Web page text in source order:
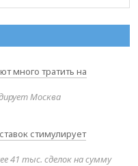
много тратить на
Москва
стимулирует
41 тыс. сделок на сумму